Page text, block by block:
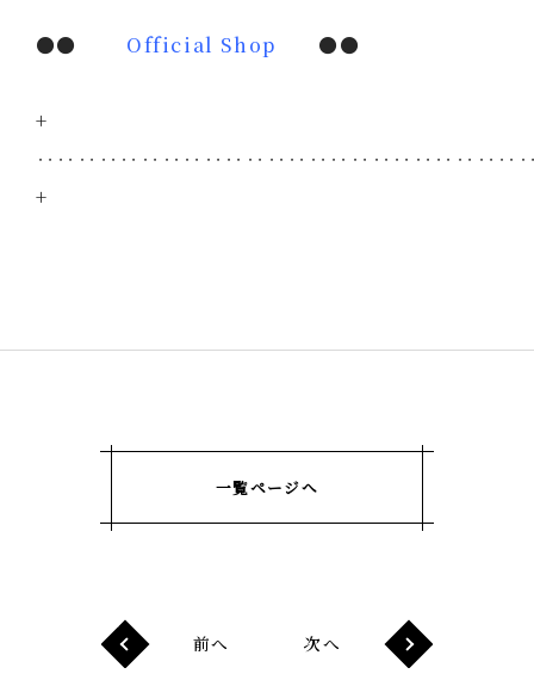
●● Official Shop ●●
+
+
前へ
一覧ページへ
次へ